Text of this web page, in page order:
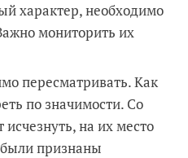
характер, необходимо
мониторить их
пересматривать. Как
по значимости. Со
на их место
были признаны